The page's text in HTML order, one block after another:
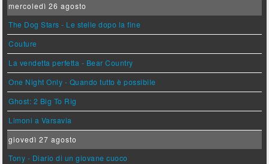
mercoledì 26 agosto
The Dog Stars - Le stelle dopo la fine
Couture
La vendetta perfetta - Bear Country
One Night Only - Quando tutto è possibile
Ghost: 2 Big To Rig
Limoni a Varsavia
giovedì 27 agosto
Tony - Diario di un giovane cuoco